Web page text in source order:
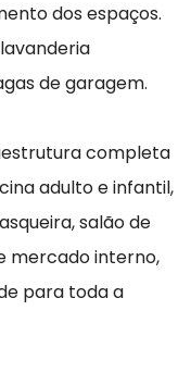
dos espaços.
de garagem.
completa
adulto e infantil,
salão de
mercado interno,
para toda a